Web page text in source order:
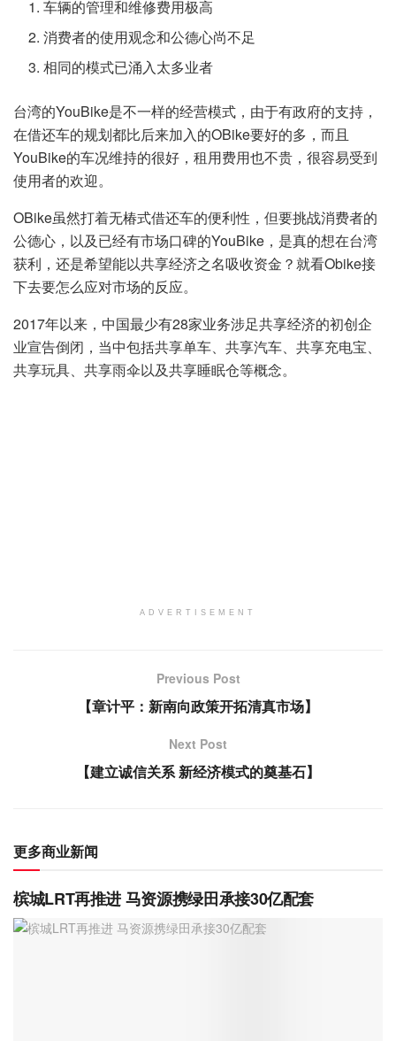
车辆的管理和维修费用极高
消费者的使用观念和公德心尚不足
相同的模式已涌入太多业者
台湾的YouBike是不一样的经营模式，由于有政府的支持，
在借还车的规划都比后来加入的OBike要好的多，而且
YouBike的车况维持的很好，租用费用也不贵，很容易受到
使用者的欢迎。
OBike虽然打着无椿式借还车的便利性，但要挑战消费者的
公德心，以及已经有市场口碑的YouBike，是真的想在台湾
获利，还是希望能以共享经济之名吸收资金？就看Obike接
下去要怎么应对市场的反应。
2017年以来，中国最少有28家业务涉足共享经济的初创企
业宣告倒闭，当中包括共享单车、共享汽车、共享充电宝、
共享玩具、共享雨伞以及共享睡眠仓等概念。
ADVERTISEMENT
Previous Post
【章计平：新南向政策开拓清真市场】
Next Post
【建立诚信关系 新经济模式的奠基石】
更多商业新闻
槟城LRT再推进 马资源携绿田承接30亿配套